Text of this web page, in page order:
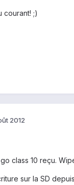
courant! ;)
2012
class 10 reçu.
sur la SD